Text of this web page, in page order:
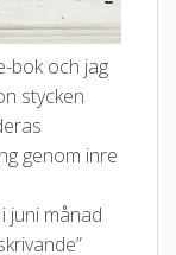
bok och jag
stycken
genom inre
juni månad